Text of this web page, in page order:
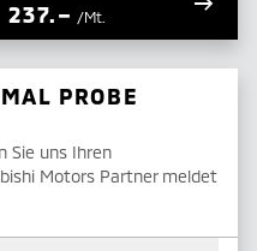
237.– /Mt.
PROBE
Sie uns Ihren
Motors Partner meldet